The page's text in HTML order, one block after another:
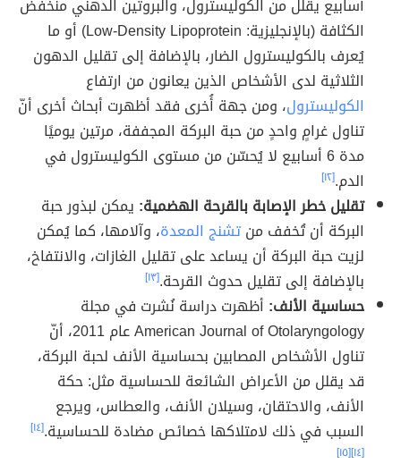
أسابيع يقلل من الكوليسترول، والبروتين الدهني منخفض
الكثافة (بالإنجليزية: Low-Density Lipoprotein) أو ما
يُعرف بالكوليسترول الضار، بالإضافة إلى تقليل الدهون
الثلاثية لدى الأشخاص الذين يعانون من ارتفاع
الكوليسترول، ومن جهة أُخرى فقد أظهرت أبحاث أخرى أنّ
تناول غرامٍ واحدٍ من حبة البركة المجففة، مرتين يوميًا
مدة 6 أسابيع لا يُحسّن من مستوى الكوليسترول في
الدم.[١٢]
تقليل خطر الإصابة بالقرحة الهضمية: يمكن لبذور حبة
البركة أن تُخفف منتشنج المعدة، وآلامها، كما يُمكن
لزيت حبة البركة أن يساعد على تقليل الغازات، والانتفاخ،
بالإضافة إلى تقليل حدوث القرحة.[١٣]
حساسية الأنف: أظهرت دراسة نُشرت في مجلة
American Journal of Otolaryngology عام 2011، أنّ
تناول الأشخاص المصابين بحساسية الأنف لحبة البركة،
قد يقلل من الأعراض الشائعة للحساسية مثل: حكة
الأنف، والاحتقان، وسيلان الأنف، والعطاس، ويرجع
السبب في ذلك لامتلاكها خصائص مضادة للحساسية.[١٤]
[١٤] [١٥]